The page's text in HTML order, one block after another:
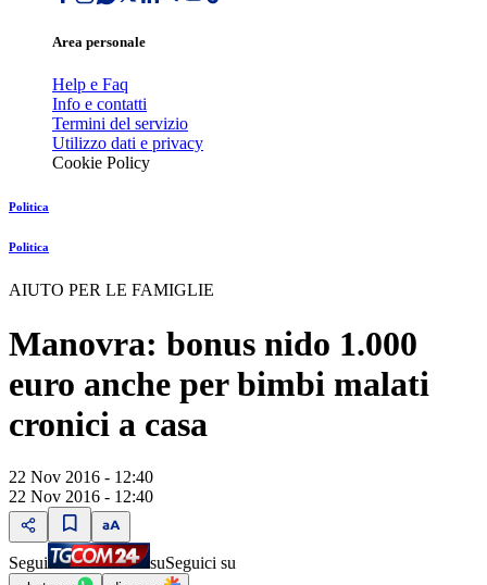
Area personale
Help e Faq
Info e contatti
Termini del servizio
Utilizzo dati e privacy
Cookie Policy
Politica
Politica
AIUTO PER LE FAMIGLIE
Manovra: bonus nido 1.000
euro anche per bimbi malati
cronici a casa
22 Nov 2016 - 12:40
22 Nov 2016 - 12:40
Segui suSeguici su